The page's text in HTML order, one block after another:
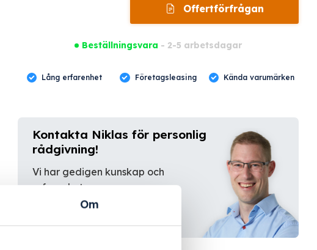
Om
Offertförfrågan
Beställningsvara - 2-5 arbetsdagar
Lång erfarenhet Företagsleasing Kända varumärken
Kontakta Niklas för personlig
rådgivning!
Vi har gedigen kunskap och
erfarenhet.